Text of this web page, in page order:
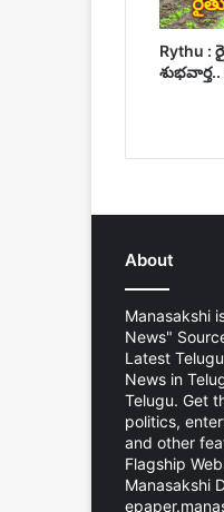
Rythu :
శుభవార్త..
About
Manasakshi
News"
Latest
News in
Telugu. Get
politics,
and other
Flagship
Manasakshi